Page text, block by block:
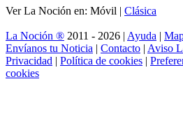
Ver La Noción en: Móvil | Clásica
La Noción ® 2011 - 2026 | Ayuda |
Envíanos tu Noticia | Contacto | Aviso
Privacidad | Política de cookies |
cookies